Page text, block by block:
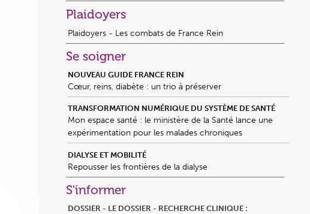
Plaidoyers
Plaidoyers - Les combats de France Rein
Se soigner
NOUVEAU GUIDE FRANCE REIN
Cœur, reins, diabète : un trio à préserver
TRANSFORMATION NUMÉRIQUE DU SYSTÈME DE SANTÉ
Mon espace santé : le ministère de la Santé lance une
expérimentation pour les malades chroniques
DIALYSE ET MOBILITÉ
Repousser les frontières de la dialyse
S'informer
DOSSIER - LE DOSSIER - RECHERCHE CLINIQUE :